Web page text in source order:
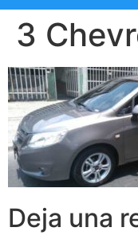
3
Deja una